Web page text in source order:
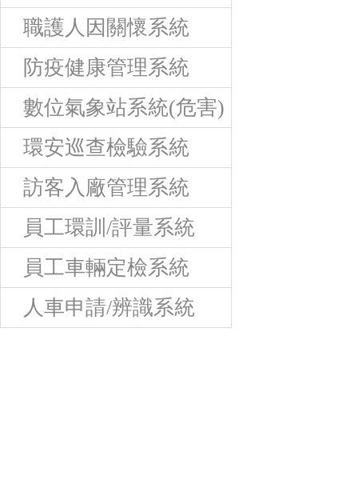
職護人因關懷系統
防疫健康管理系統
數位氣象站系統(危害)
環安巡查檢驗系統
訪客入廠管理系統
員工環訓/評量系統
員工車輛定檢系統
人車申請/辨識系統